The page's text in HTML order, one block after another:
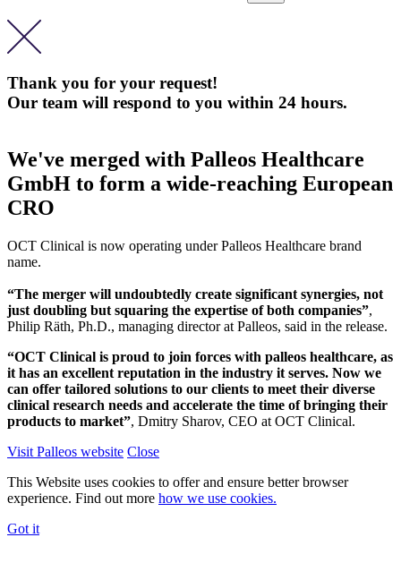
Thank you for your request!
Our team will respond to you within 24 hours.
We've merged with Palleos Healthcare
GmbH to form a wide-reaching European
CRO
OCT Clinical is now operating under Palleos Healthcare brand
name.
“The merger will undoubtedly create significant synergies, not
just doubling but squaring the expertise of both companies”,
Philip Räth, Ph.D., managing director at Palleos, said in the release.
“OCT Clinical is proud to join forces with palleos healthcare, as
it has an excellent reputation in the industry it serves. Now we
can offer tailored solutions to our clients to meet their diverse
clinical research needs and accelerate the time of bringing their
products to market”, Dmitry Sharov, CEO at OCT Clinical.
Visit Palleos website Close
This Website uses cookies to offer and ensure better browser
experience. Find out more how we use cookies.
Got it